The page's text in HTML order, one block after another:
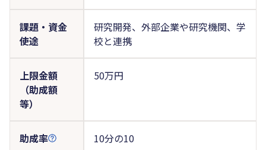
課題・資金
使途
研究開発、外部企業や研究機関、学
校と連携
上限金額
（助成額
等）
50万円
助成率 10分の10